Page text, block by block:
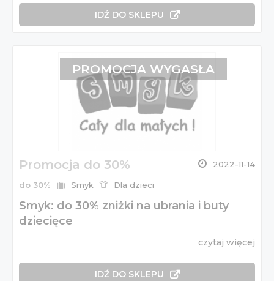
IDŹ DO SKLEPU
Promocja do 30% 2022-11-14
do 30% Smyk Dla dzieci
Smyk: do 30% zniżki na ubrania i buty
dziecięce
czytaj więcej
IDŹ DO SKLEPU
PROMOCJA WYGASŁA